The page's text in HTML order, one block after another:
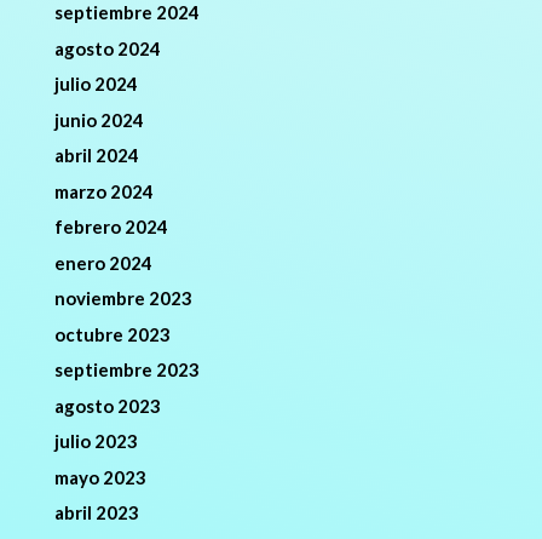
septiembre 2024
agosto 2024
julio 2024
junio 2024
abril 2024
marzo 2024
febrero 2024
enero 2024
noviembre 2023
octubre 2023
septiembre 2023
agosto 2023
julio 2023
mayo 2023
abril 2023